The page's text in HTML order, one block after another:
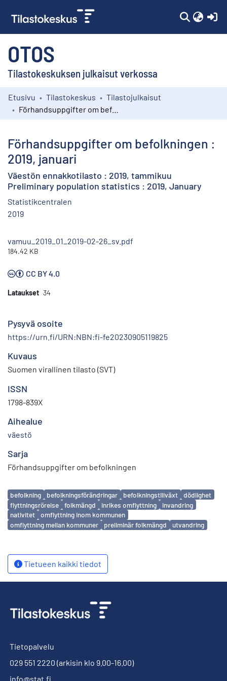
OTOS
Tilastokeskuksen julkaisut verkossa
Kokoelmat
Etusivu Tilastokeskus
Tilastojulkaisut
Förhandsuppgifter om befolkningen :
2019, januari
Väestön ennakkotilasto : 2019, tammikuu
Preliminary population statistics : 2019, January
Statistikcentralen
2019
vamuu_2019_01_2019-02-26_sv.pdf
184.42 KB
CC BY 4.0
Lataukset 34
Pysyvä osoite
https://urn.fi/URN:NBN:fi-fe20230905119825
Kuvaus
Suomen virallinen tilasto (SVT)
ISSN
1798-839X
Aihealue
väestö
Sarja
Förhandsuppgifter om befolkningen
Avainsanat
befolkning befolkningsförändringar befolkningstillväxt
dödlighet
flyttningsrörelse
folkmängd inrikes omflyttning
invandring
nativitet
omflyttning inom kommunen
omflyttning mellan kommuner
preliminär folkmängd utvandring
Tietueen kaikki tiedot
Tietopalvelu
029 551 2220 (arkisin klo 9.00-16.00)
info@stat.fi